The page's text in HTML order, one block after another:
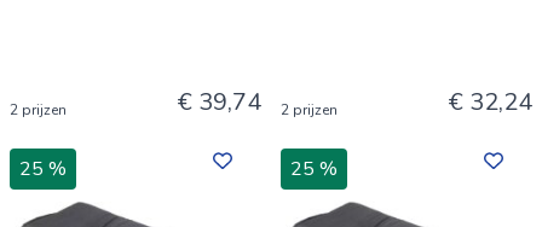
2 prijzen € 39,74 2 prijzen € 32,24
25 % 25 %